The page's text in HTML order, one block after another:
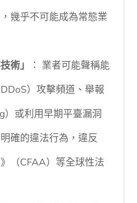
幾乎不可能成為常態業
術」
： 業者可能聲稱能
）攻擊頻道、舉報
或利用早期平臺漏洞
確的違法行為，違反
（CFAA）等全球性法